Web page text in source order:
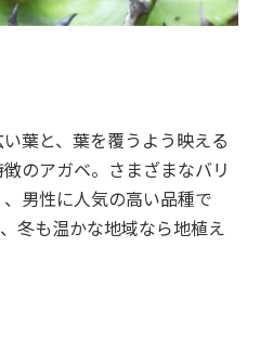
葉と、葉を覆うよう映える
のアガベ。さまざまなバリ
男性に人気の高い品種で
冬も温かな地域なら地植え